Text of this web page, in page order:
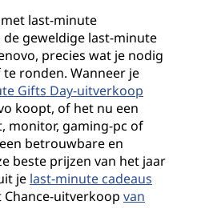
last-minute
geweldige last-minute
precies wat je nodig
ronden. Wanneer je
Gifts Day-uitverkoop
koopt, of het nu een
monitor, gaming-pc of
betrouwbare en
beste prijzen van het jaar
je last-minute cadeaus
uitverkoop van